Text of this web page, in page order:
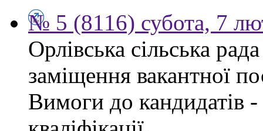
№ 5 (8116) субота, 7
Орлівська сільська
заміщення вакантної
Вимоги до кандидатів -